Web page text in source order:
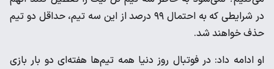
در شرایطی که به احتمال ۹۹ درصد از این سه تیم، حداقل دو تیم
حذف خواهند شد.
او ادامه داد: در فوتبال روز دنیا همه تیم‌ها هفته‌ای دو بار بازی